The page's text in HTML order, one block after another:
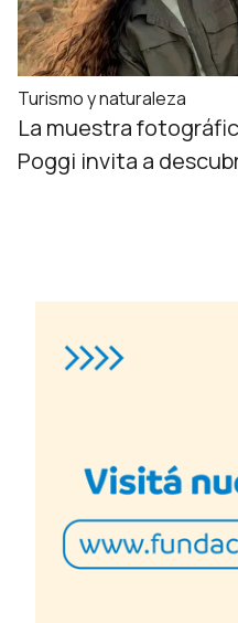
Turismo y naturaleza
La muestra
Poggi invita a